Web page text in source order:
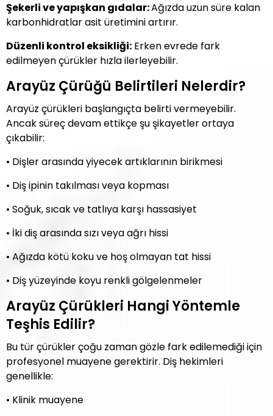
Şekerli ve yapışkan gıdalar:Ağızda uzun süre kalan
karbonhidratlar asit üretimini artırır.
Düzenli kontrol eksikliği: Erken evrede fark
edilmeyen çürükler hızla ilerleyebilir.
Arayüz Çürüğü Belirtileri Nelerdir?
Arayüz çürükleri başlangıçta belirti vermeyebilir.
Ancak süreç devam ettikçe şu şikayetler ortaya
çıkabilir:
• Dişler arasında yiyecek artıklarının birikmesi
• Diş ipinin takılması veya kopması
• Soğuk, sıcak ve tatlıya karşı hassasiyet
• İki diş arasında sızı veya ağrı hissi
• Ağızda kötü koku ve hoş olmayan tat hissi
• Diş yüzeyinde koyu renkli gölgelenmeler
Arayüz Çürükleri Hangi Yöntemle
Teşhis Edilir?
Bu tür çürükler çoğu zaman gözle fark edilemediği için
profesyonel muayene gerektirir. Diş hekimleri
genellikle:
• Klinik muayene